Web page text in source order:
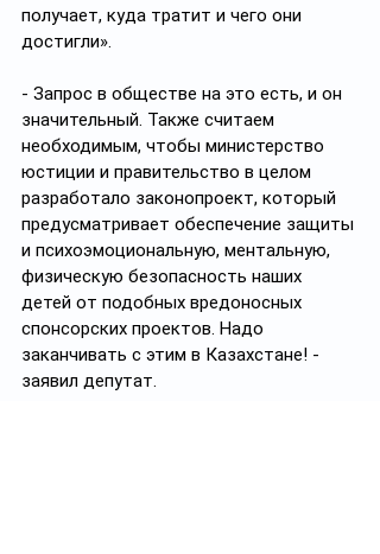
получает, куда тратит и чего они
достигли».
- Запрос в обществе на это есть, и он
значительный. Также считаем
необходимым, чтобы министерство
юстиции и правительство в целом
разработало законопроект, который
предусматривает обеспечение защиты
и психоэмоциональную, ментальную,
физическую безопасность наших
детей от подобных вредоносных
спонсорских проектов. Надо
заканчивать с этим в Казахстане! -
заявил депутат.